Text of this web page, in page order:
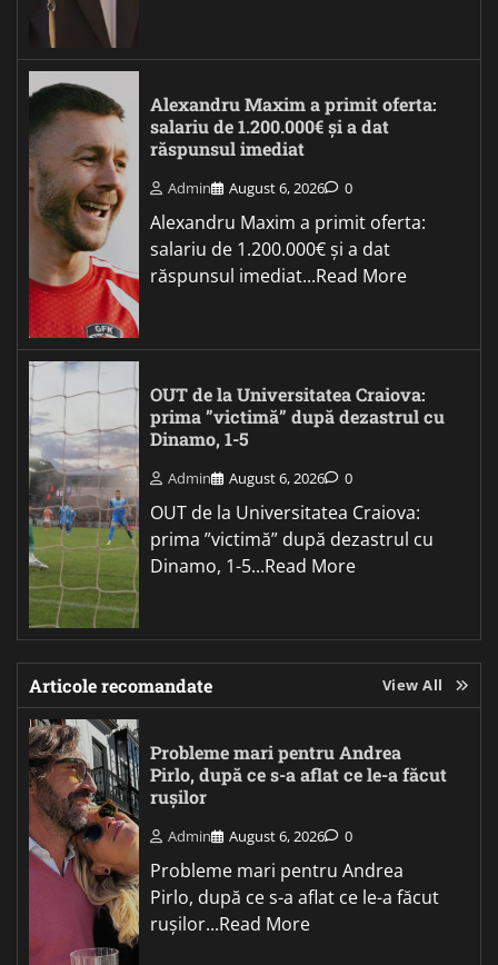
Alexandru Maxim a primit oferta:
salariu de 1.200.000€ și a dat
răspunsul imediat
Admin August 6, 2026 0
Alexandru Maxim a primit oferta:
salariu de 1.200.000€ și a dat
răspunsul imediat...Read More
OUT de la Universitatea Craiova:
prima ”victimă” după dezastrul cu
Dinamo, 1-5
Admin August 6, 2026 0
OUT de la Universitatea Craiova:
prima ”victimă” după dezastrul cu
Dinamo, 1-5...Read More
Articole recomandate View All
Probleme mari pentru Andrea
Pirlo, după ce s-a aflat ce le-a făcut
rușilor
Admin August 6, 2026 0
Probleme mari pentru Andrea
Pirlo, după ce s-a aflat ce le-a făcut
rușilor...Read More